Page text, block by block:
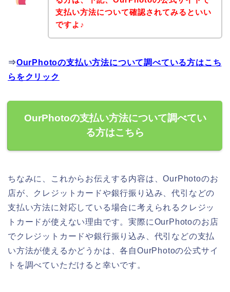
支払い方法について確認されてみるといい
ですよ♪
⇒OurPhotoの支払い方法について調べている方はこち
らをクリック
OurPhotoの支払い方法について調べてい
る方はこちら
ちなみに、これからお伝えする内容は、OurPhotoのお
店が、クレジットカードや銀行振り込み、代引などの
支払い方法に対応している場合に考えられるクレジッ
トカードが使えない理由です。実際にOurPhotoのお店
でクレジットカードや銀行振り込み、代引などの支払
い方法が使えるかどうかは、各自OurPhotoの公式サイ
トを調べていただけると幸いです。